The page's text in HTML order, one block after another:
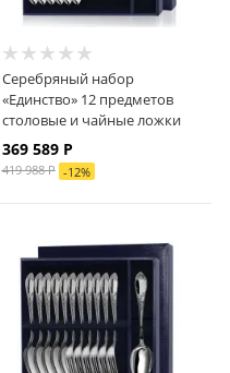
Серебряный набор
«Единство» 12 предметов
столовые и чайные ложки
369 589Р
419 988Р -12%